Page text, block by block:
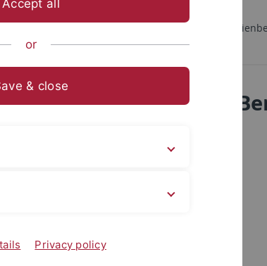
die außerfachlichen
, Mathildenstraße 32, 72072 Tübingen
Accept all
or
& close
Privacy policy